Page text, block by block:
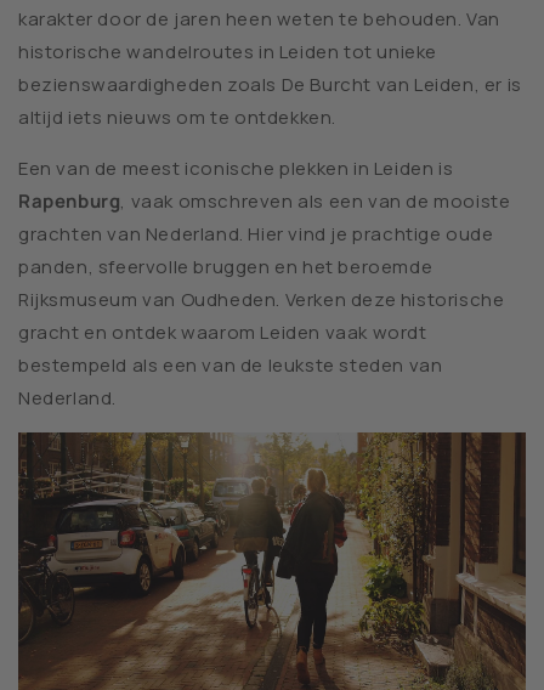
karakter door de jaren heen weten te behouden. Van
historische wandelroutes in Leiden tot unieke
bezienswaardigheden zoals De Burcht van Leiden, er is
altijd iets nieuws om te ontdekken.
Een van de meest iconische plekken in Leiden is
Rapenburg, vaak omschreven als een van de mooiste
grachten van Nederland. Hier vind je prachtige oude
panden, sfeervolle bruggen en het beroemde
Rijksmuseum van Oudheden. Verken deze historische
gracht en ontdek waarom Leiden vaak wordt
bestempeld als een van de leukste steden van
Nederland.